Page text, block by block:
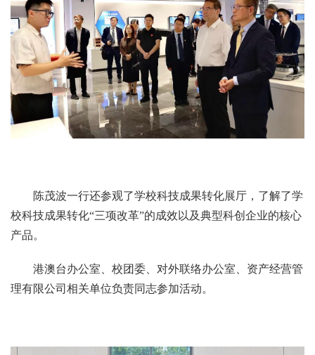
陈茂波一行还参观了学校科技成果转化展厅，了解了学
校科技成果转化“三项改革”的成效以及典型科创企业的核心
产品。
港澳台办公室、校团委、对外联络办公室、资产经营管
理有限公司相关单位负责同志参加活动。